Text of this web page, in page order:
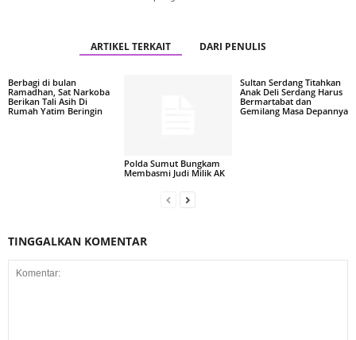
ARTIKEL TERKAIT DARI PENULIS
Berbagi di bulan
Ramadhan, Sat Narkoba
Berikan Tali Asih Di
Rumah Yatim Beringin
Polda Sumut Bungkam
Membasmi Judi Milik AK
Sultan Serdang Titahkan
Anak Deli Serdang Harus
Bermartabat dan
Gemilang Masa Depannya
TINGGALKAN KOMENTAR